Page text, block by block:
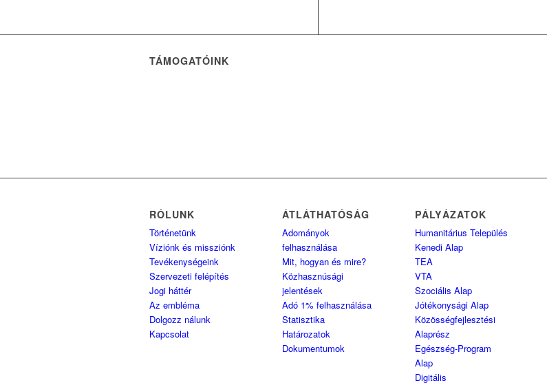
TÁMOGATÓINK
RÓLUNK
Történetünk
Víziónk és missziónk
Tevékenységeink
Szervezeti felépítés
Jogi háttér
Az embléma
Dolgozz nálunk
Kapcsolat
ÁTLÁTHATÓSÁG
Adományok
felhasználása
Mit, hogyan és mire?
Közhasznúsági
jelentések
Adó 1% felhasználása
Statisztika
Határozatok
Dokumentumok
PÁLYÁZATOK
Humanitárius Település
Kenedi Alap
TEA
VTA
Szociális Alap
Jótékonysági Alap
Közösségfejlesztési
Alaprész
Egészség-Program
Alap
Digitális